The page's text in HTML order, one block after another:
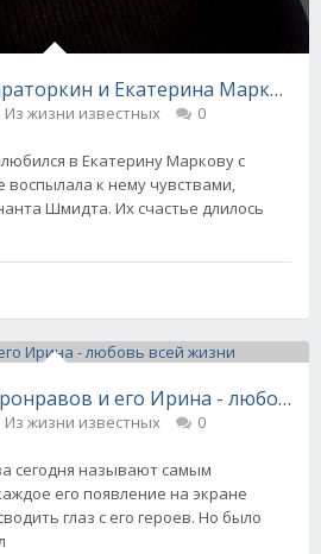
и Екатерина Маркова
Из жизни известных 0
в Екатерину Маркову с
воспылала к нему чувствами,
Шмидта. Их счастье длилось
и его Ирина - любовь
Из жизни известных 0
сегодня называют самым
его появление на экране
глаз с его героев. Но было